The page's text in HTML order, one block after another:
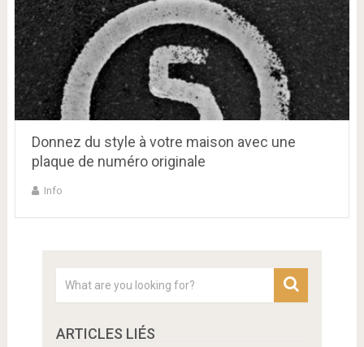
Donnez du style à votre maison avec une
plaque de numéro originale
Info
ARTICLES LIÉS